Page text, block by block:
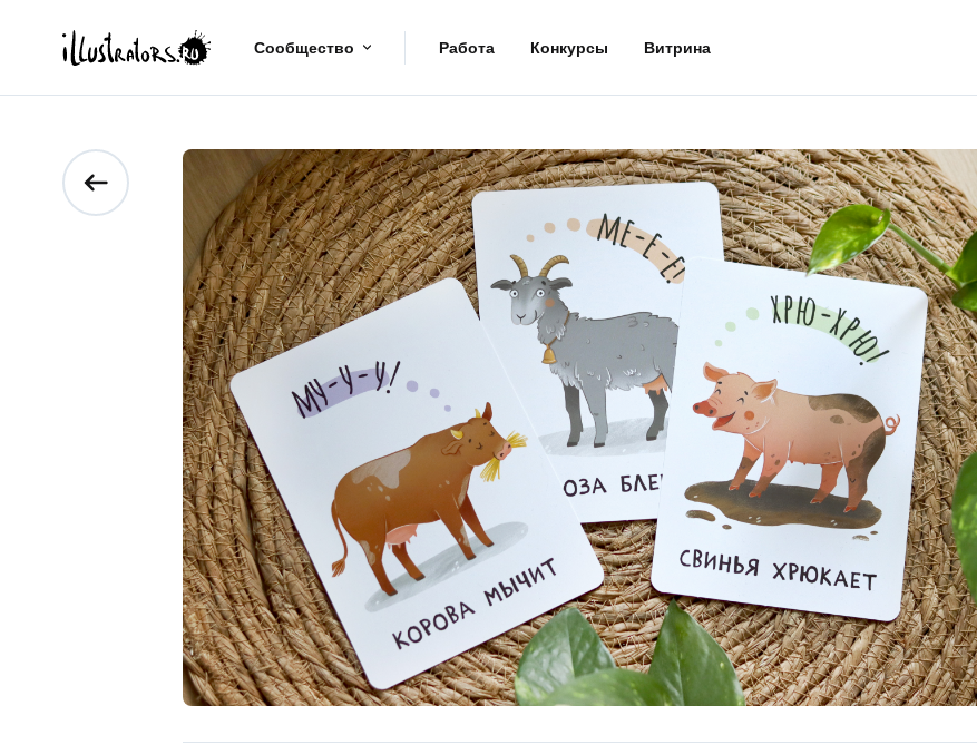
Сообщество Работа Конкурсы Витрина